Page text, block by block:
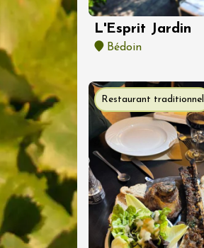
L'Esprit Jardin
Bédoin
Restaurant traditionnel